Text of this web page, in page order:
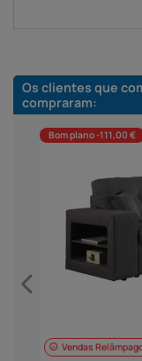
Os clientes que
compraram:
Bom plano -111,00 €
Vendas